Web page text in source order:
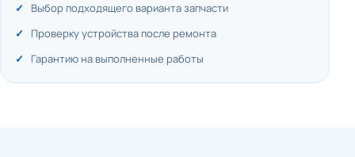
Выбор подходящего варианта запчасти
Проверку устройства после ремонта
Гарантию на выполненные работы